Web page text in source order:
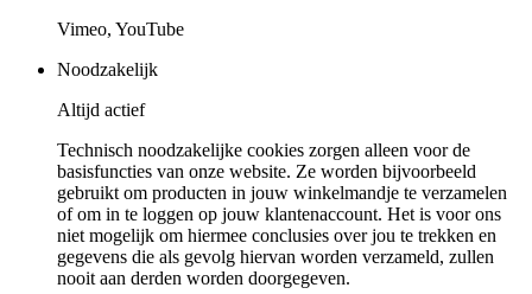
Vimeo, YouTube
Noodzakelijk
Altijd actief
Technisch noodzakelijke cookies zorgen alleen voor de
basisfuncties van onze website. Ze worden bijvoorbeeld
gebruikt om producten in jouw winkelmandje te verzamelen
of om in te loggen op jouw klantenaccount. Het is voor ons
niet mogelijk om hiermee conclusies over jou te trekken en
gegevens die als gevolg hiervan worden verzameld, zullen
nooit aan derden worden doorgegeven.